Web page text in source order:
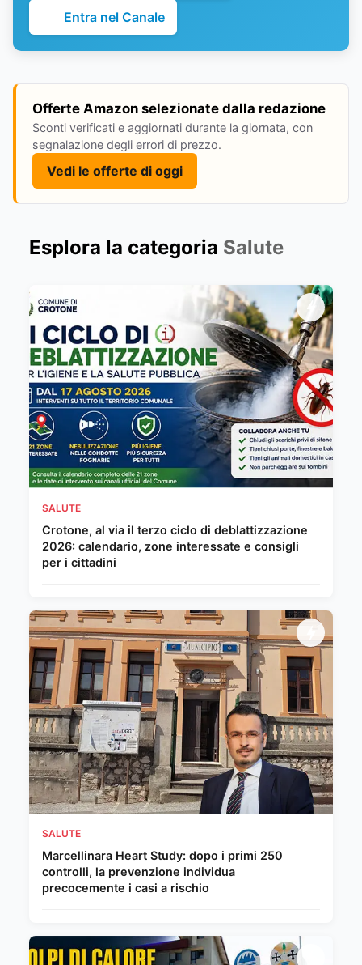
Entra nel Canale
Offerte Amazon selezionate dalla redazione
Sconti verificati e aggiornati durante la giornata, con
segnalazione degli errori di prezzo.
Vedi le offerte di oggi
Esplora la categoria Salute
SALUTE
Crotone, al via il terzo ciclo di deblattizzazione
2026: calendario, zone interessate e consigli
per i cittadini
SALUTE
Marcellinara Heart Study: dopo i primi 250
controlli, la prevenzione individua
precocemente i casi a rischio